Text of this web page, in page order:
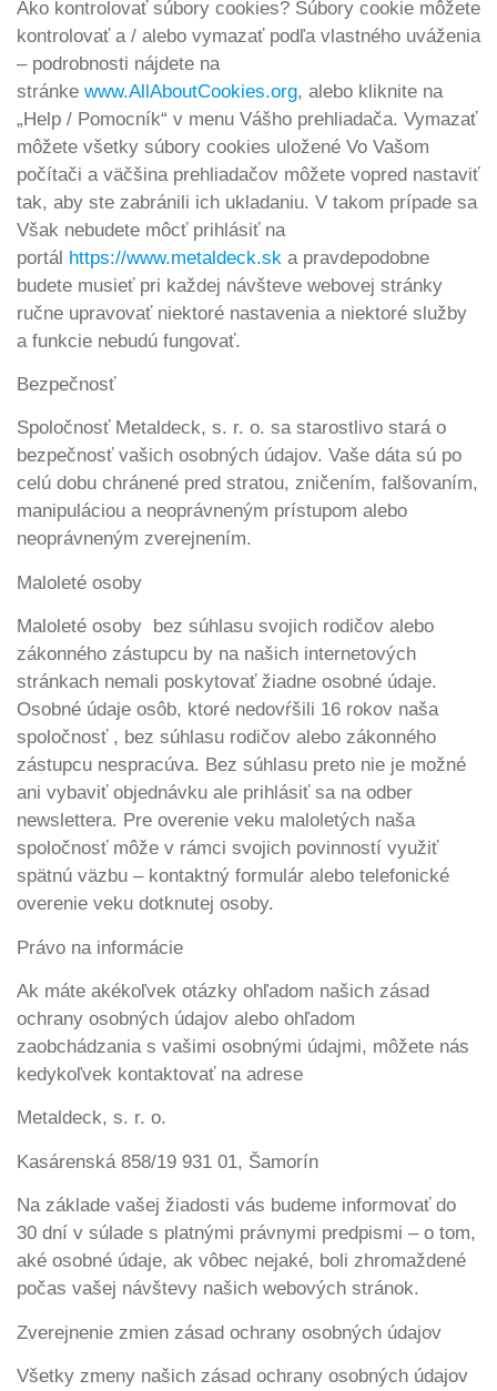
Ako kontrolovať súbory cookies? Súbory cookie môžete
kontrolovať a / alebo vymazať podľa vlastného uváženia
– podrobnosti nájdete na
stránke www.AllAboutCookies.org, alebo kliknite na
„Help / Pomocník“ v menu Vášho prehliadača. Vymazať
môžete všetky súbory cookies uložené Vo Vašom
počítači a väčšina prehliadačov môžete vopred nastaviť
tak, aby ste zabránili ich ukladaniu. V takom prípade sa
Však nebudete môcť prihlásiť na
portál https://www.metaldeck.sk a pravdepodobne
budete musieť pri každej návšteve webovej stránky
ručne upravovať niektoré nastavenia a niektoré služby
a funkcie nebudú fungovať.
Bezpečnosť
Spoločnosť Metaldeck, s. r. o. sa starostlivo stará o
bezpečnosť vašich osobných údajov. Vaše dáta sú po
celú dobu chránené pred stratou, zničením, falšovaním,
manipuláciou a neoprávneným prístupom alebo
neoprávneným zverejnením.
Maloleté osoby
Maloleté osoby bez súhlasu svojich rodičov alebo
zákonného zástupcu by na našich internetových
stránkach nemali poskytovať žiadne osobné údaje.
Osobné údaje osôb, ktoré nedovŕšili 16 rokov naša
spoločnosť , bez súhlasu rodičov alebo zákonného
zástupcu nespracúva. Bez súhlasu preto nie je možné
ani vybaviť objednávku ale prihlásiť sa na odber
newslettera. Pre overenie veku maloletých naša
spoločnosť môže v rámci svojich povinností využiť
spätnú väzbu – kontaktný formulár alebo telefonické
overenie veku dotknutej osoby.
Právo na informácie
Ak máte akékoľvek otázky ohľadom našich zásad
ochrany osobných údajov alebo ohľadom
zaobchádzania s vašimi osobnými údajmi, môžete nás
kedykoľvek kontaktovať na adrese
Metaldeck, s. r. o.
Kasárenská 858/19 931 01, Šamorín
Na základe vašej žiadosti vás budeme informovať do
30 dní v súlade s platnými právnymi predpismi – o tom,
aké osobné údaje, ak vôbec nejaké, boli zhromaždené
počas vašej návštevy našich webových stránok.
Zverejnenie zmien zásad ochrany osobných údajov
Všetky zmeny našich zásad ochrany osobných údajov